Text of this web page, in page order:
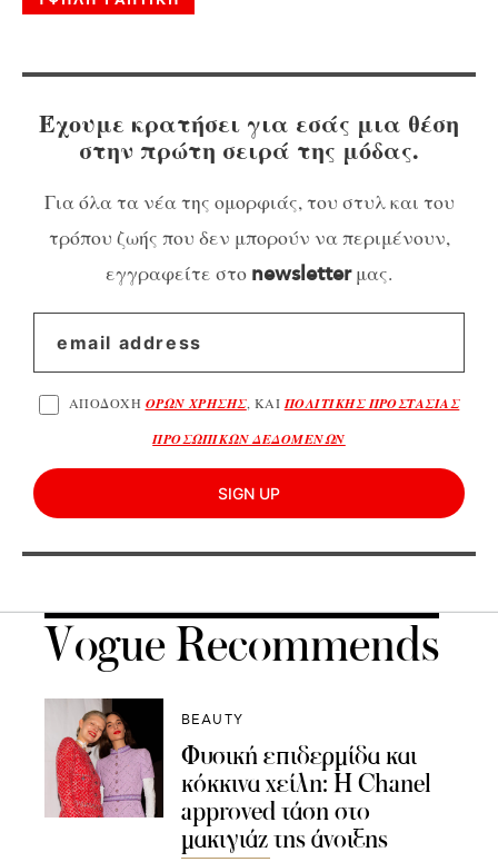
Έχουμε κρατήσει για εσάς μια θέση
στην πρώτη σειρά της μόδας.
Για όλα τα νέα της ομορφιάς, του στυλ και του
τρόπου ζωής που δεν μπορούν να περιμένουν,
εγγραφείτε στο newsletterμας.
ΑΠΟΔΟΧΗ ΟΡΩΝ ΧΡΗΣΗΣ, ΚΑΙΠΟΛΙΤΙΚΗΣ ΠΡΟΣΤΑΣΙΑΣ
ΠΡΟΣΩΠΙΚΩΝ ΔΕΔΟΜΕΝΩΝ
SIGN UP
Vogue Recommends
BEAUTY
Φυσική επιδερμίδα και
κόκκινα χείλη: Η Chanel
approved τάση στο
μακιγιάζ της άνοιξης